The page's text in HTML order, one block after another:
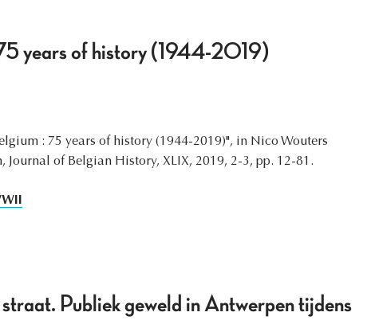
years of history (1944-2019)
: 75 years of history (1944-2019)", in Nico Wouters
of Belgian History, XLIX, 2019, 2-3, pp. 12-81.
Publiek geweld in Antwerpen tijdens